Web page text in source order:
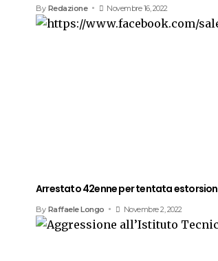
By Redazione Novembre 16, 2022
Arrestato 42enne per tentata
By Raffaele Longo Novembre 2, 2022